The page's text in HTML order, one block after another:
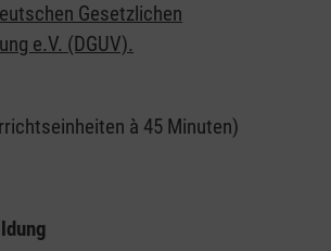
Gesetzlichen
e.V. (DGUV).
à 45 Minuten)